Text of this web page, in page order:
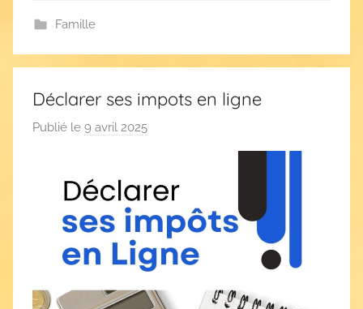
Famille
Déclarer ses impots en ligne
Publié le 9 avril 2025
F
o
r
e
n